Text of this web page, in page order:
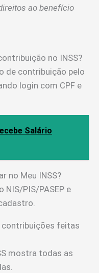
ao benefício
no INSS?
de contribuição pelo
login com CPF e
Salário
no Meu INSS?
NIS/PIS/PASEP e
feitas
mostra todas as